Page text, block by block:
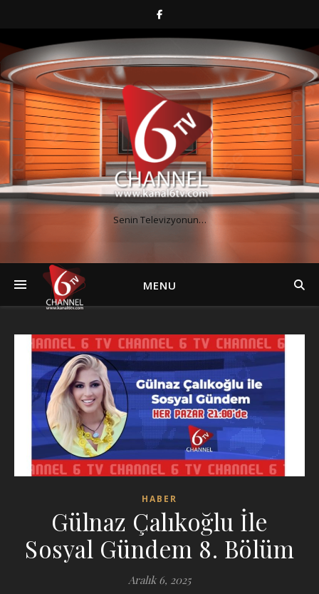
Senin Televizyonun…
MENU
HABER
Gülnaz Çalıkoğlu İle
Sosyal Gündem 8. Bölüm
Aralık 6, 2025